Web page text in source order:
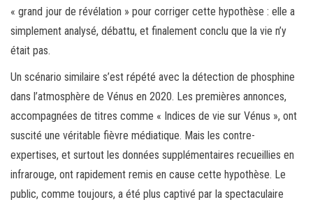
« grand jour de révélation » pour corriger cette hypothèse : elle a
simplement analysé, débattu, et finalement conclu que la vie n’y
était pas.
Un scénario similaire s’est répété avec la détection de phosphine
dans l’atmosphère de Vénus en 2020. Les premières annonces,
accompagnées de titres comme « Indices de vie sur Vénus », ont
suscité une véritable fièvre médiatique. Mais les contre-
expertises, et surtout les données supplémentaires recueillies en
infrarouge, ont rapidement remis en cause cette hypothèse. Le
public, comme toujours, a été plus captivé par la spectaculaire